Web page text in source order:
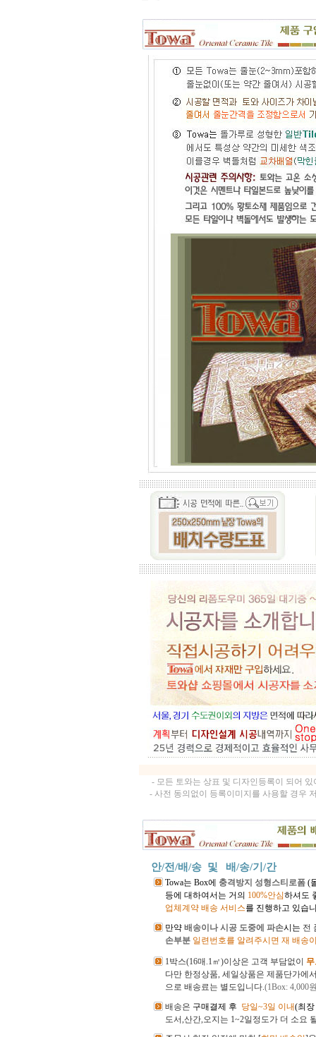
- 모든 토와는 상표 및 디자인등록이 되어
- 사전 동의없이 등록이미지를 사용할 경우
안/전/배/송 및 배/송/기/간
Towa는 Box에 충격방지 성형스티로폼 (
등에 대하여서는 거의 100%안심하셔도
업체계약 배송 서비스를 진행하고 있습
만약배송이나 시공 도중에 파손시는 전
손부분 일련번호를 알려주시면 재 배송
1박스(16매.1㎡)이상은 고객 부담없이
다만 한정상품, 세일상품은 제품단가에
으로 배송료는 별도입니다.(1Box: 4,000
배송은 구매결제 후 당일~3일 이내(최
도서,산간,오지는 1~2일정도가 더 소요